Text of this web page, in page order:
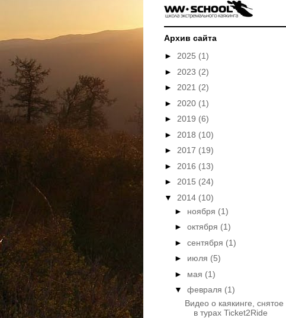
Архив сайта
► 2025 (1)
► 2023 (2)
► 2021 (2)
► 2020 (1)
► 2019 (6)
► 2018 (10)
► 2017 (19)
► 2016 (13)
► 2015 (24)
▼ 2014 (10)
► ноября (1)
► октября (1)
► сентября (1)
► июля (5)
► мая (1)
▼ февраля (1)
Видео о каякинге, снятое
в турах Ticket2Ride